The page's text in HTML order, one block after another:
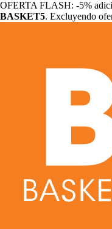
OFERTA FLASH: -5%
BASKET5. Excluyendo